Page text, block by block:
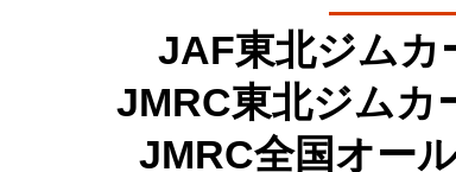
JAF東北ジムカ
JMRC東北ジムカ
JMRC全国オー